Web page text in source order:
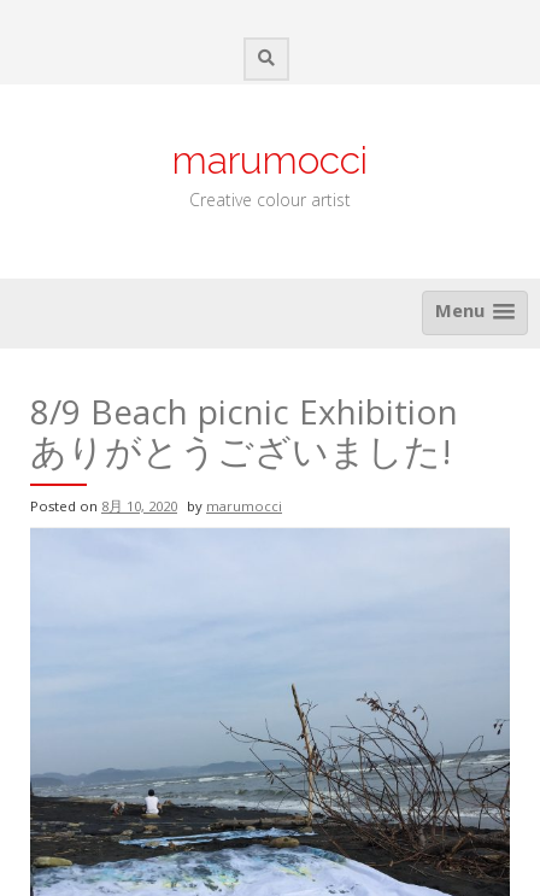
marumocci
Creative colour artist
Menu
8/9 Beach picnic Exhibition
ありがとうございました!
Posted on 8月 10, 2020 bymarumocci